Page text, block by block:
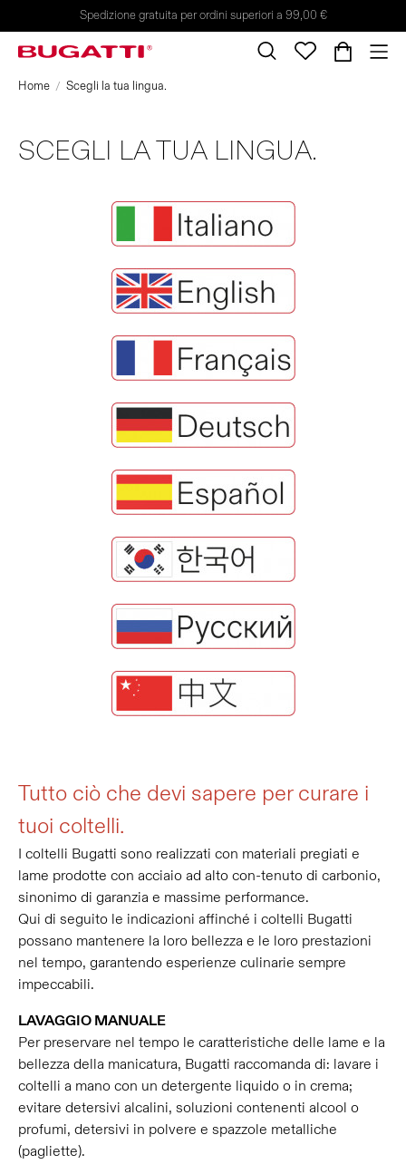
Spedizione gratuita per ordini superiori a 99,00 €
Home Scegli la tua lingua.
SCEGLI LA TUA LINGUA.
Tutto ciò che devi sapere per curare i
tuoi coltelli.
I coltelli Bugatti sono realizzati con materiali pregiati e
lame prodotte con acciaio ad alto con-tenuto di carbonio,
sinonimo di garanzia e massime performance.
Qui di seguito le indicazioni affinché i coltelli Bugatti
possano mantenere la loro bellezza e le loro prestazioni
nel tempo, garantendo esperienze culinarie sempre
impeccabili.
LAVAGGIO MANUALE
Per preservare nel tempo le caratteristiche delle lame e la
bellezza della manicatura, Bugatti raccomanda di: lavare i
coltelli a mano con un detergente liquido o in crema;
evitare detersivi alcalini, soluzioni contenenti alcool o
profumi, detersivi in polvere e spazzole metalliche
(pagliette).